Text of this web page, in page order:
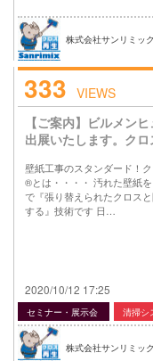
株式会社サンリミッ
333 VIEWS
【ご案内】ビルメン
出展いたします。ク
壁紙工事のスタンダード！
®とは・・・・ 汚れた壁紙
で『張り替えられたクロス
する』技術です 日…
2020/10/12 17:25
セミナー・展示会 清掃シ
株式会社サンリミッ